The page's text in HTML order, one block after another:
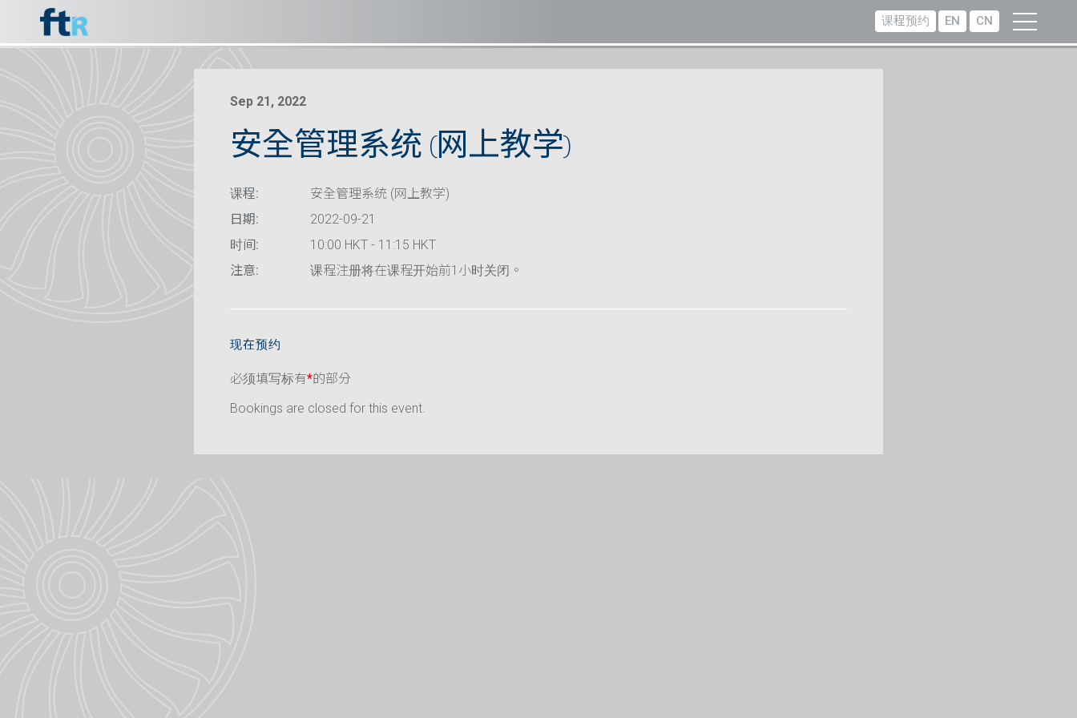
课程预约 EN CN
Sep 21, 2022
安全管理系统 (网上教学)
课程:
安全管理系统 (网上教学)
日期:
2022-09-21
时间:
10:00 HKT - 11:15 HKT
注意:
课程注册将在课程开始前1小时关闭。
现在预约
必须填写标有*的部分
Bookings are closed for this event.